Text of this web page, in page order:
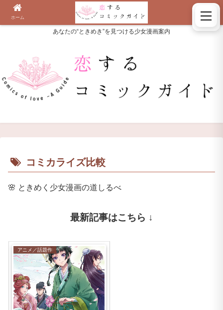
あなたの“ときめき”を見つける少女漫画案内
コミカライズ比較
🌸 ときめく少女漫画の道しるべ
最新記事はこちら ↓
アニメ／話題作
ホーム 検索